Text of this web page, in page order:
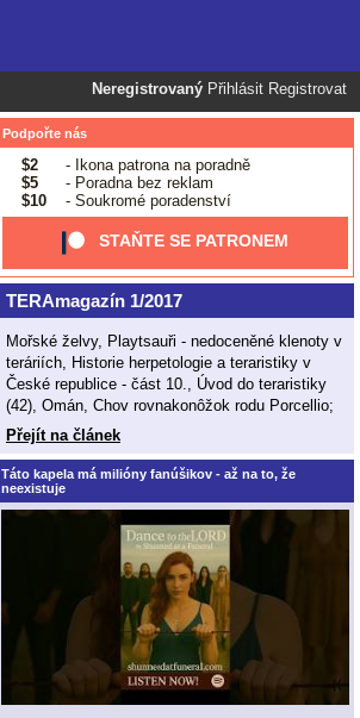
Neregistrovaný Přihlásit Registrovat
Podpořte nás
$2
- Ikona patrona na poradně
$5
- Poradna bez reklam
$10
- Soukromé poradenství
STAŇTE SE PATRONEM
TERAmagazín 1/2017
Mořské želvy, Playtsauři - nedoceněné klenoty v
teráriích, Historie herpetologie a teraristiky v
České republice - část 10., Úvod do teraristiky
(42), Omán, Chov rovnakonôžok rodu Porcellio;
Přejít na článek
Táto kapela má milióny fanúšikov - až na to, že
neexistuje